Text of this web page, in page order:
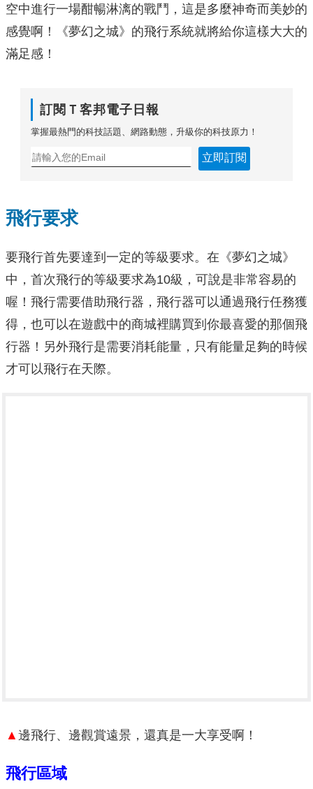
空中進行一場酣暢淋漓的戰鬥，這是多麼神奇而美妙的
感覺啊！《夢幻之城》的飛行系統就將給你這樣大大的
滿足感！
訂閱Ｔ客邦電子日報
掌握最熱門的科技話題、網路動態，升級你的科技原力！
立即訂閱
飛行要求
要飛行首先要達到一定的等級要求。在《夢幻之城》
中，首次飛行的等級要求為10級，可說是非常容易的
喔！飛行需要借助飛行器，飛行器可以通過飛行任務獲
得，也可以在遊戲中的商城裡購買到你最喜愛的那個飛
行器！另外飛行是需要消耗能量，只有能量足夠的時候
才可以飛行在天際。
▲ 邊飛行、邊觀賞遠景，還真是一大享受啊！
飛行區域